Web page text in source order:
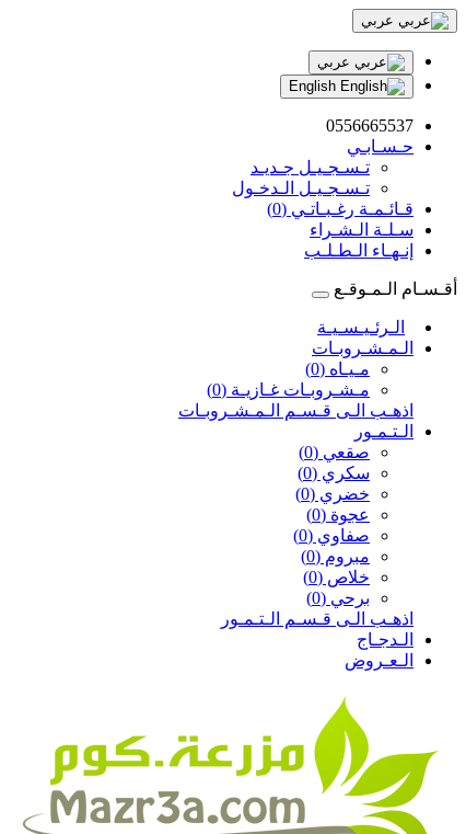
عربي
عربي
0556665537
حـسـابـي
تـسـجـيـل جـديـد
تـسـجـيـل الـدخـول
قـائـمـة رغـبـاتـي (0)
سـلـة الـشـراء
إنـهـاء الـطـلـب
أقـسـام الـمـوقـع
الـرئـيـسـيـة
الـمـشـروبـات
مـيـاه (0)
مـشـروبـات غـازيـة (0)
اذهـب الـى قـسـم الـمـشـروبـات
الـتـمـور
صقعي (0)
سكري (0)
خضري (0)
عجوة (0)
صفاوي (0)
مبروم (0)
خلاص (0)
برحي (0)
اذهـب الـى قـسـم الـتـمـور
الـدجـاج
الـعـروض